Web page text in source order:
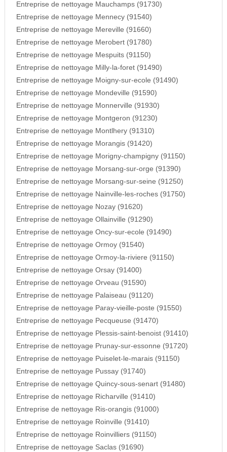
Entreprise de nettoyage Mauchamps (91730)
Entreprise de nettoyage Mennecy (91540)
Entreprise de nettoyage Mereville (91660)
Entreprise de nettoyage Merobert (91780)
Entreprise de nettoyage Mespuits (91150)
Entreprise de nettoyage Milly-la-foret (91490)
Entreprise de nettoyage Moigny-sur-ecole (91490)
Entreprise de nettoyage Mondeville (91590)
Entreprise de nettoyage Monnerville (91930)
Entreprise de nettoyage Montgeron (91230)
Entreprise de nettoyage Montlhery (91310)
Entreprise de nettoyage Morangis (91420)
Entreprise de nettoyage Morigny-champigny (91150)
Entreprise de nettoyage Morsang-sur-orge (91390)
Entreprise de nettoyage Morsang-sur-seine (91250)
Entreprise de nettoyage Nainville-les-roches (91750)
Entreprise de nettoyage Nozay (91620)
Entreprise de nettoyage Ollainville (91290)
Entreprise de nettoyage Oncy-sur-ecole (91490)
Entreprise de nettoyage Ormoy (91540)
Entreprise de nettoyage Ormoy-la-riviere (91150)
Entreprise de nettoyage Orsay (91400)
Entreprise de nettoyage Orveau (91590)
Entreprise de nettoyage Palaiseau (91120)
Entreprise de nettoyage Paray-vieille-poste (91550)
Entreprise de nettoyage Pecqueuse (91470)
Entreprise de nettoyage Plessis-saint-benoist (91410)
Entreprise de nettoyage Prunay-sur-essonne (91720)
Entreprise de nettoyage Puiselet-le-marais (91150)
Entreprise de nettoyage Pussay (91740)
Entreprise de nettoyage Quincy-sous-senart (91480)
Entreprise de nettoyage Richarville (91410)
Entreprise de nettoyage Ris-orangis (91000)
Entreprise de nettoyage Roinville (91410)
Entreprise de nettoyage Roinvilliers (91150)
Entreprise de nettoyage Saclas (91690)